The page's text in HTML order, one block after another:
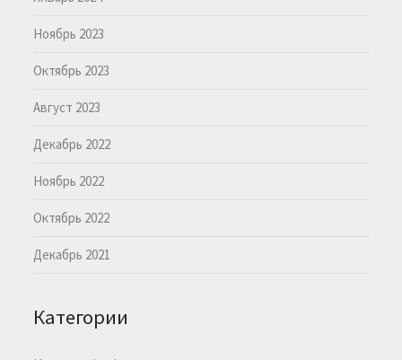
Ноябрь 2023
Октябрь 2023
Август 2023
Декабрь 2022
Ноябрь 2022
Октябрь 2022
Декабрь 2021
Категории